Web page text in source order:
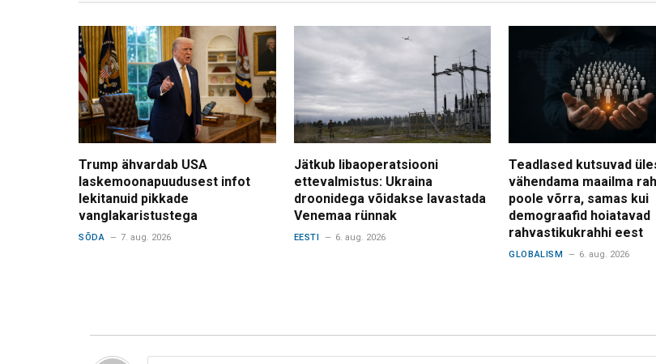
Trump ähvardab USA
laskemoonapuudusest infot
lekitanuid pikkade
vanglakaristustega
SÕDA 7. aug. 2026
Jätkub libaoperatsiooni
ettevalmistus: Ukraina
droonidega võidakse lavastada
Venemaa rünnak
EESTI 6. aug. 2026
Teadlased kutsuvad
vähendama maailma
poole võrra, samas kui
demograafid hoiatavad
rahvastikukrahhi eest
GLOBALISM 6. aug. 2026